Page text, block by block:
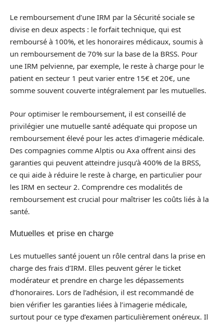
Le remboursement d’une IRM par la Sécurité sociale se
divise en deux aspects : le forfait technique, qui est
remboursé à 100%, et les honoraires médicaux, soumis à
un remboursement de 70% sur la base de la BRSS. Pour
une IRM pelvienne, par exemple, le reste à charge pour le
patient en secteur 1 peut varier entre 15€ et 20€, une
somme souvent couverte intégralement par les mutuelles.
Pour optimiser le remboursement, il est conseillé de
privilégier une mutuelle santé adéquate qui propose un
remboursement élevé pour les actes d’imagerie médicale.
Des compagnies comme Alptis ou Axa offrent ainsi des
garanties qui peuvent atteindre jusqu’à 400% de la BRSS,
ce qui aide à réduire le reste à charge, en particulier pour
les IRM en secteur 2. Comprendre ces modalités de
remboursement est crucial pour maîtriser les coûts liés à la
santé.
Mutuelles et prise en charge
Les mutuelles santé jouent un rôle central dans la prise en
charge des frais d’IRM. Elles peuvent gérer le ticket
modérateur et prendre en charge les dépassements
d’honoraires. Lors de l’adhésion, il est recommandé de
bien vérifier les garanties liées à l’imagerie médicale,
surtout pour ce type d’examen particulièrement onéreux. Il